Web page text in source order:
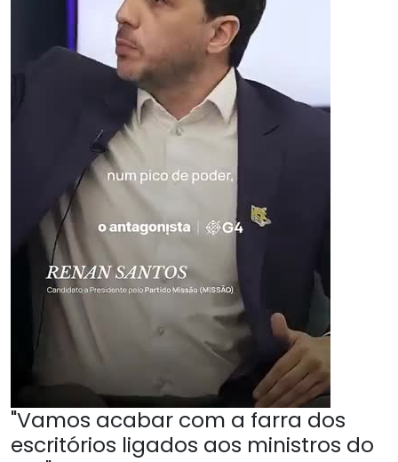
"Vamos acabar com a farra dos
escritórios ligados aos ministros do